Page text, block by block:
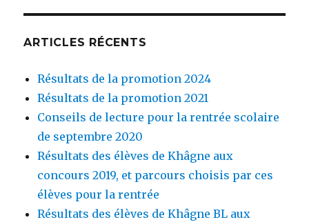
ARTICLES RÉCENTS
Résultats de la promotion 2024
Résultats de la promotion 2021
Conseils de lecture pour la rentrée scolaire
de septembre 2020
Résultats des élèves de Khâgne aux
concours 2019, et parcours choisis par ces
élèves pour la rentrée
Résultats des élèves de Khâgne BL aux